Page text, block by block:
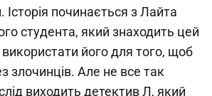
починається з Лайта
студента, який знаходить цей
його для того, щоб
злочинців. Але не все так
виходить детектив Л, який